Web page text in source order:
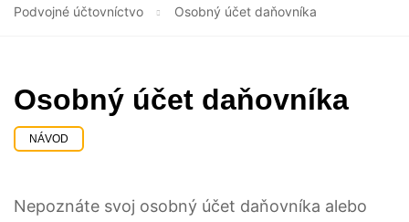
Podvojné účtovníctvo
Osobný účet daňovníka
Osobný účet daňovníka
NÁVOD
Nepoznáte svoj osobný účet daňovníka alebo